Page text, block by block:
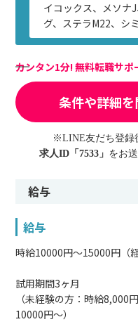
イコックス、メソナ
グ、ステラM22、シ
カンタン1分! 無料転職サポ
条件や詳細
※LINE友だち登録
求人ID「7533」 をお
給与
給与
時給10000円～15000円（
試用期間3ヶ月
（未経験の方：時給
10000円～）